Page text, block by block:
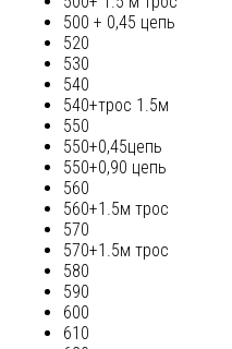
500 + 0,45 цепь
520
530
540
540+трос 1.5м
550
550+0,45цепь
550+0,90 цепь
560
560+1.5м трос
570
570+1.5м трос
580
590
600
610